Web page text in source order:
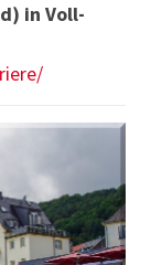
in Voll-